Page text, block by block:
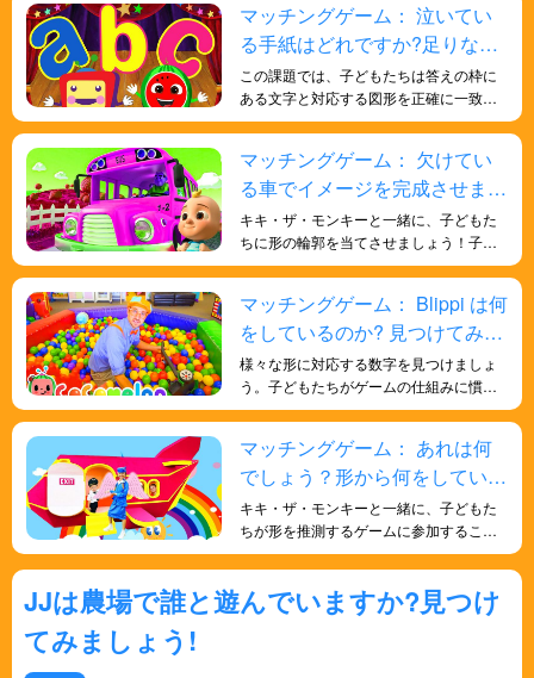
達に役立ちます。
マッチングゲーム： 泣いてい
る手紙はどれですか?足りない
部分を見つけよう！
この課題では、子どもたちは答えの枠に
ある文字と対応する図形を正確に一致さ
せる必要があります。これは、手と目の
す。図形と文字を一致させることで、子
どもたちは学んだ文字の概念を実際の物
や環境に適用することができます。この
能力は抽象的推論と呼ばれ、認知発達に
おいて重要な部分です。文字の抽象的な
形を具体的な物の形と結びつけること
で、子どもたちは文字と物とのつながり
を構築します。このつながりは、子ども
たちが文字記号の認識、読み書きなど、
日常生活で文字を応用するのに役立ちま
す。
マッチングゲーム： 欠けてい
る車でイメージを完成させまし
ょう！
キキ・ザ・モンキーと一緒に、子どもた
ちに形の輪郭を当てさせましょう！子ど
もたちの人生に関する一般的な知識と、
ちます。遊びを通して子どもたちに知識
を学ばせましょう。
マッチングゲーム： Blippi は何
をしているのか? 見つけてみま
しょう!
様々な形に対応する数字を見つけましょ
う。子どもたちがゲームの仕組みに慣れ
てくると、より速く、より効率的に物体
的思考力や戦略的計画力を育むようにな
ります。
マッチングゲーム： あれは何
でしょう？形から何をしている
のか当ててみましょう！
キキ・ザ・モンキーと一緒に、子どもた
ちが形を推測するゲームに参加すること
で、一般知識の理解を深めるだけでな
く、形に対する理解を深めることができ
ます。観察と推論を通して正しい答えを
推測することが求められ、観察力、論理
JJは農場で誰と遊んでいますか?見つけ
てみましょう!